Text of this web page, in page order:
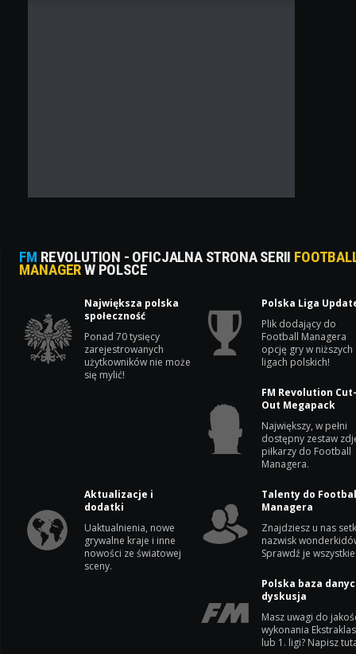
FM REVOLUTION - OFICJALNA STRONA SERII
MANAGERW POLSCE
Największa polska
społeczność
Ponad 70 tysięcy
zarejestrowanych
użytkowników nie może
się mylić!
Polska Liga
Plik dodający do
Football Managera
opcję gry w niższych
ligach polskich!
FM Revolution
Out Megapack
Największy, w pełni
dostępny zestaw
piłkarzy do Football
Managera.
Aktualizacje i
dodatki
Uaktualnienia, nowe
grywalne kraje i inne
nowości ze światowej
sceny.
Talenty do
Managera
Znajdziesz u nas
nazwisk
Sprawdź je
Polska baza
dyskusja
Masz uwagi do
wykonania
lub 1. ligi? Napisz